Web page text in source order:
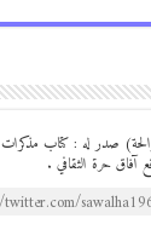
حرة الثقافي .